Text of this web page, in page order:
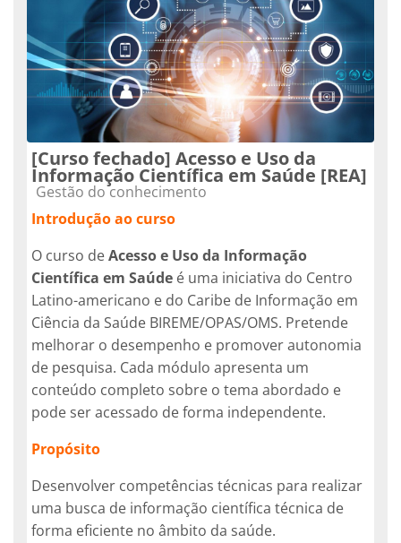
[Curso fechado] Acesso e Uso da
Informação Científica em Saúde [REA]
Categoría de cursos
Gestão do conhecimento
Introdução ao curso
O curso deAcesso e Uso da Informação
Científica em Saúde é uma iniciativa do Centro
Latino-americano e do Caribe de Informação em
Ciência da Saúde BIREME/OPAS/OMS. Pretende
melhorar o desempenho e promover autonomia
de pesquisa. Cada módulo apresenta um
conteúdo completo sobre o tema abordado e
pode ser acessado de forma independente.
Propósito
Desenvolver competências técnicas para realizar
uma busca de informação científica técnica de
forma eficiente no âmbito da saúde.